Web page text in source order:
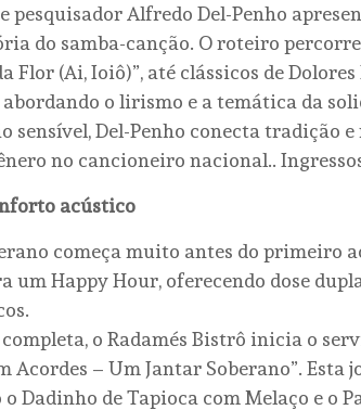
pesquisador Alfredo Del-Penho
do samba-canção. O roteiro
Flor (Ai, Ioiô)”, até clássicos de
o lirismo e a temática da
sensível, Del-Penho conecta tradição
no cancioneiro nacional..
acústico
começa muito antes do primeiro
um Happy Hour, oferecendo dose
o Radamés Bistrô inicia o
Acordes – Um Jantar Soberano”. Esta
Dadinho de Tapioca com Melaço e o